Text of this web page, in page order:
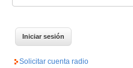
Solicitar cuenta radio